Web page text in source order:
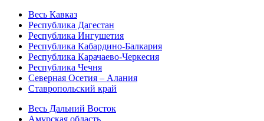
Весь Кавказ
Республика Дагестан
Республика Ингушетия
Республика Кабардино-Балкария
Республика Карачаево-Черкесия
Республика Чечня
Северная Осетия – Алания
Ставропольский край
Весь Дальний Восток
Амурская область